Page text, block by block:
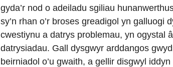
gyda’r nod o adeiladu sgiliau
sy’n rhan o’r broses greadigol yn galluogi
cwestiynu a datrys problemau, yn ogystal
datrysiadau. Gall dysgwyr arddangos
beirniadol o’u gwaith, a gellir disgwyl